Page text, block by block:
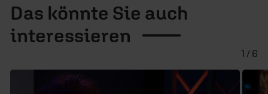
Das könnte Sie auch
interessieren
1 / 6